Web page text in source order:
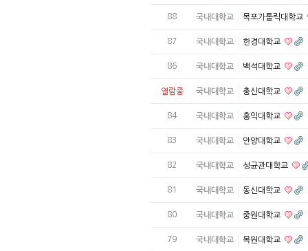
88 국내대학교 목포가톨릭대학교
87 국내대학교 한경대학교
86 국내대학교 백석대학교
열람중 국내대학교 총신대학교
84 국내대학교 홍익대학교
83 국내대학교 안양대학교
82 국내대학교 성균관대학교
81 국내대학교 동신대학교
80 국내대학교 중원대학교
79 국내대학교 목원대학교